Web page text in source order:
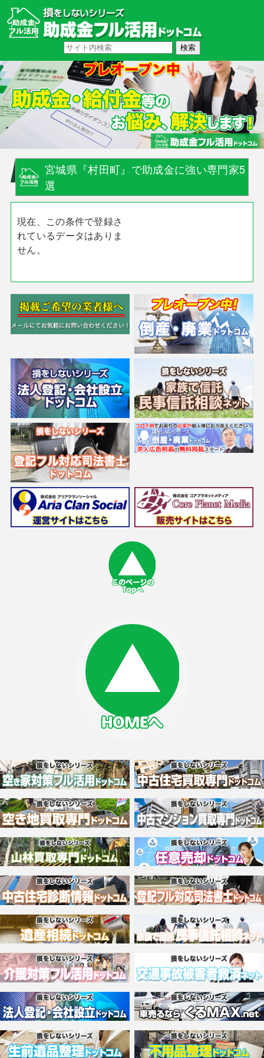
宮城県『村田町』で助成金に強い専門家5
選
現在、この条件で登録さ
れているデータはありま
せん。